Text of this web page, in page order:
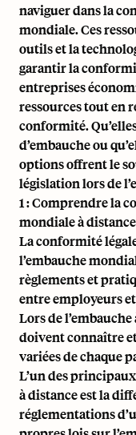
naviguer dans la
mondiale. Ces
outils et la
garantir la
entreprises
ressources tout en
conformité.
d’embauche ou
options offrent le
législation lors de
1 : Comprendre la
mondiale à distance
La conformité
l’embauche
règlements et
entre employeurs
Lors de
doivent connaître
variées de chaque
L’un des
à distance est la
réglementations